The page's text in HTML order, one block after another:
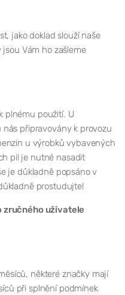
jako doklad slouží naše
Vám ho zašleme
plnému použití. U
připravovány k provozu
u výrobků vybavených
pil je nutné nasadit
je důkladně popsáno v
prostudujte!
zručného uživatele
některé značky mají
při splnění podmínek